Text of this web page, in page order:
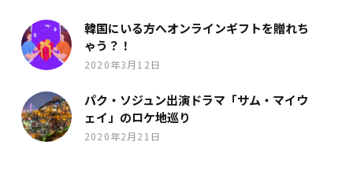
韓国にいる方へオンラインギフトを贈れち
ゃう？！
2020年3月12日
パク・ソジュン出演ドラマ「サム・マイウ
ェイ」のロケ地巡り
2020年2月21日